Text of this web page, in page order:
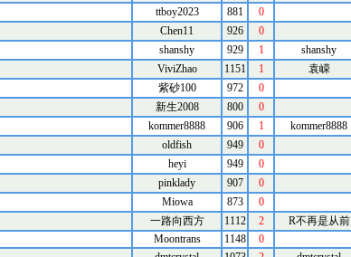
ttboy2023 881 0
Chen11 926 0
shanshy 929 1 shanshy
ViviZhao 1151 1 袁嵘
紫砂100 972 0
新生2008 800 0
kommer8888 906 1 kommer8888
oldfish 949 0
heyi 949 0
pinklady 907 0
Miowa 873 0
一路向西方 1112 2 R不再是从前
Moontrans 1148 0